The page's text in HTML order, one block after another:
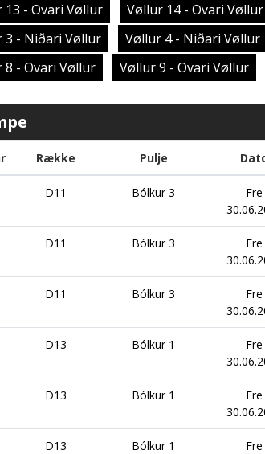
13 - Ovari Vøllur
Vøllur 14 - Ovari Vøllur
3 - Niðari Vøllur
Vøllur 4 - Niðari Vøllur
8 - Ovari Vøllur
Vøllur 9 - Ovari Vøllur
Række Pulje
D11 Bólkur 3
Fre
D11 Bólkur 3
Fre
D11 Bólkur 3
Fre
D13 Bólkur 1
Fre
D13 Bólkur 1
Fre
D13 Bólkur 1
Fre